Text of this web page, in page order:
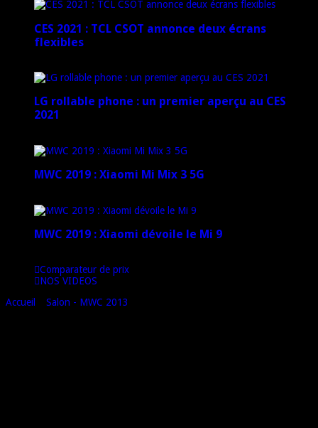
CES 2021 : TCL CSOT annonce deux écrans
flexibles
LG rollable phone : un premier aperçu au CES
2021
MWC 2019 : Xiaomi Mi Mix 3 5G
MWC 2019 : Xiaomi dévoile le Mi 9
Comparateur de prix
NOS VIDEOS
Accueil
Salon - MWC 2013